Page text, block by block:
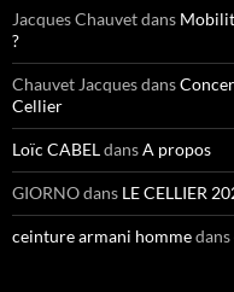
Jacques Chauvetdans
?
Chauvet Jacquesdans
Cellier
Loïc CABELdansA propos
GIORNOdans LE CELLIER
ceinture armani hommedans